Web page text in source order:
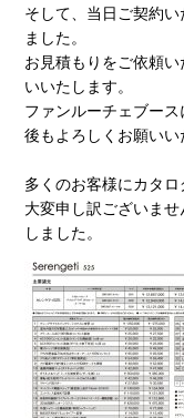
そして、当日ご契約
ました。
お見積もりをご依頼
いいたします。
ファンルーチェブー
後もよろしくお願いい
多くのお客様にカタロ
大変申し訳ございま
しました。